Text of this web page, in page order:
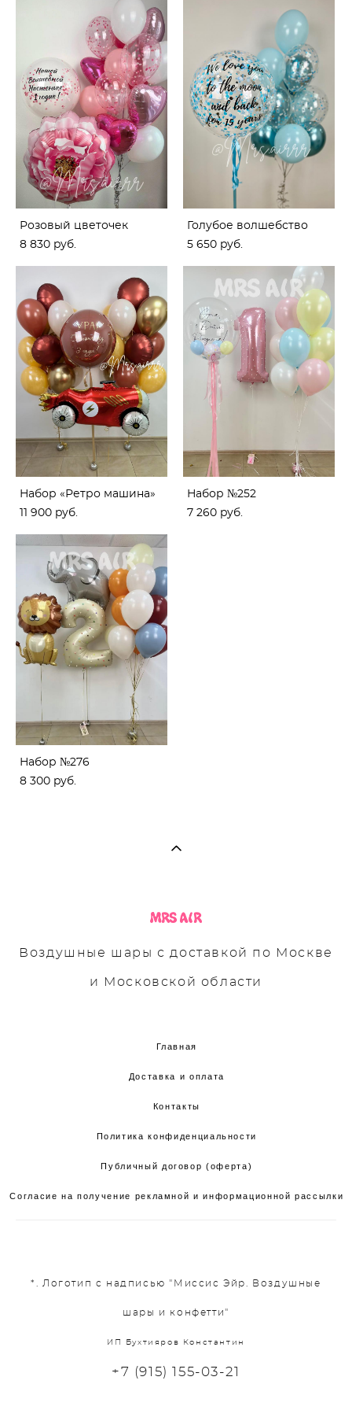
Розовый цветочек
8 830 pуб.
Голубое волшебство
5 650 pуб.
Набор «Ретро машина»
11 900 pуб.
Набор №252
7 260 pуб.
Набор №276
8 300 pуб.
Воздушные шары с доставкой по Москве
и Московской области
Главная
Доставка и оплата
Контакты
Политика конфиденциальности
Публичный договор (оферта)
Согласие на получение рекламной и информационной рассылки
*. Логотип с надписью "Миссис Эйр. Воздушные
шары и конфетти"
ИП Бухтияров Константин
+7 (915) 155-03-21